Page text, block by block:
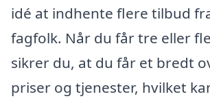
idé at indhente flere tilbud
fagfolk. Når du får tre eller
sikrer du, at du får et bredt
priser og tjenester, hvilket